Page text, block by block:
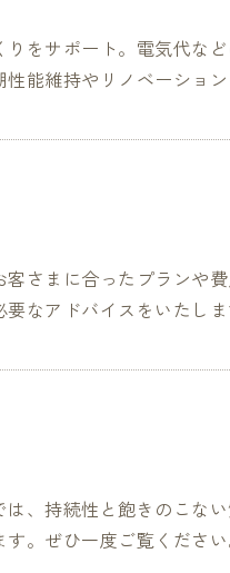
をサポート。電気代な
能維持やリノベーション
さまに合ったプランや
なアドバイスをいたしま
、持続性と飽きのこな
。ぜひ一度ご覧ください